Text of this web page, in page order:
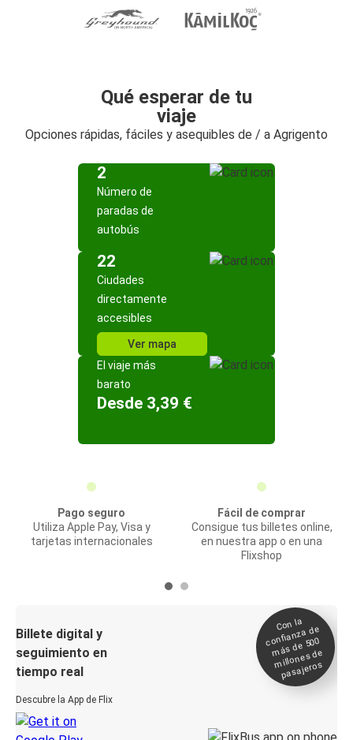
Qué esperar de tu
viaje
Opciones rápidas, fáciles y asequibles de / a Agrigento
2
Número de
paradas de
autobús
22
Ciudades
directamente
accesibles
Ver mapa
El viaje más
barato
Desde 3,39 €
Pago seguro
Utiliza Apple Pay, Visa y
tarjetas internacionales
Fácil de comprar
Consigue tus billetes online,
en nuestra app o en una
Flixshop
Billete digital y
seguimiento en
tiempo real
Descubre la App de Flix
Con la
confianza de
más de 500
millones de
pasajeros